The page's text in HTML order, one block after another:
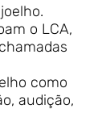
o LCA,
como
audição,